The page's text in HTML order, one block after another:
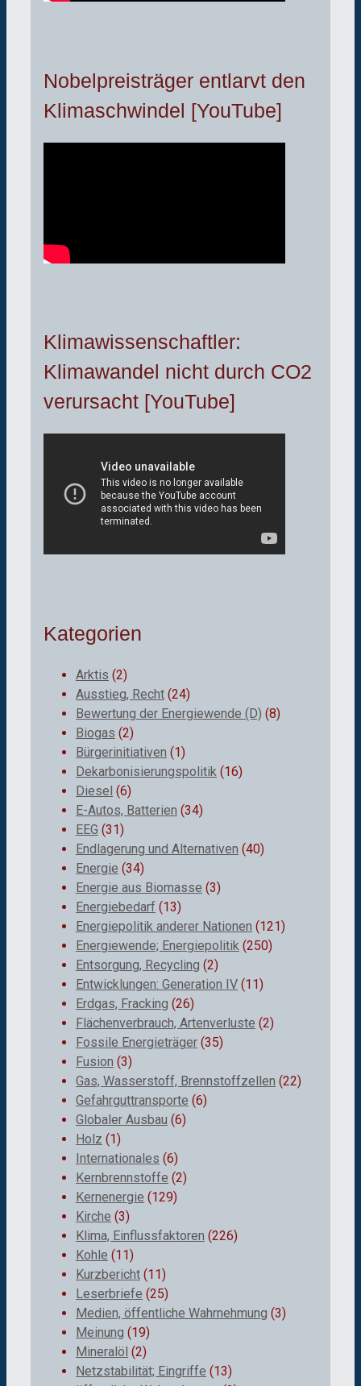
Nobelpreisträger entlarvt den
Klimaschwindel [YouTube]
Klimawissenschaftler:
Klimawandel nicht durch CO2
verursacht [YouTube]
Kategorien
Arktis (2)
Ausstieg, Recht (24)
Bewertung der Energiewende (D) (8)
Biogas (2)
Bürgerinitiativen (1)
Dekarbonisierungspolitik (16)
Diesel (6)
E-Autos, Batterien (34)
EEG (31)
Endlagerung und Alternativen (40)
Energie (34)
Energie aus Biomasse (3)
Energiebedarf (13)
Energiepolitik anderer Nationen (121)
Energiewende; Energiepolitik (250)
Entsorgung, Recycling (2)
Entwicklungen: Generation IV (11)
Erdgas, Fracking (26)
Flächenverbrauch, Artenverluste (2)
Fossile Energieträger (35)
Fusion (3)
Gas, Wasserstoff, Brennstoffzellen (22)
Gefahrguttransporte (6)
Globaler Ausbau (6)
Holz (1)
Internationales (6)
Kernbrennstoffe (2)
Kernenergie (129)
Kirche (3)
Klima, Einflussfaktoren (226)
Kohle (11)
Kurzbericht (11)
Leserbriefe (25)
Medien, öffentliche Wahrnehmung (3)
Meinung (19)
Mineralöl (2)
Netzstabilität; Eingriffe (13)